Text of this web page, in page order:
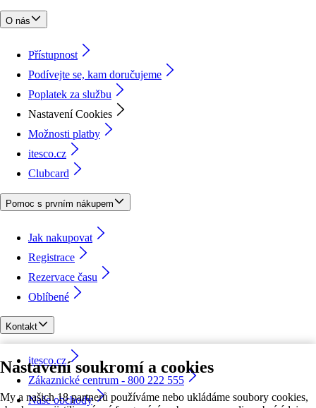
Nastavení soukromí a cookies
My a našich 18 partnerů používáme nebo ukládáme soubory cookies,
O nás
Přístupnost
Podívejte se, kam doručujeme
Poplatek za službu
Nastavení Cookies
Možnosti platby
itesco.cz
Clubcard
Pomoc s prvním nákupem
Jak nakupovat
Registrace
Rezervace času
Oblíbené
Kontakt
itesco.cz
Zákaznické centrum - 800 222 555
Naše obchody